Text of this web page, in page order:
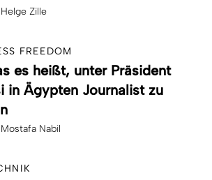
Helge Zille
FREEDOM
es heißt, unter Präsident
in Ägypten Journalist zu
Mostafa Nabil